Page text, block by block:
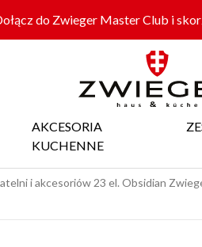
do Zwieger Master Club i
AKCESORIA
KUCHENNE
i akcesoriów 23 el. Obsidian